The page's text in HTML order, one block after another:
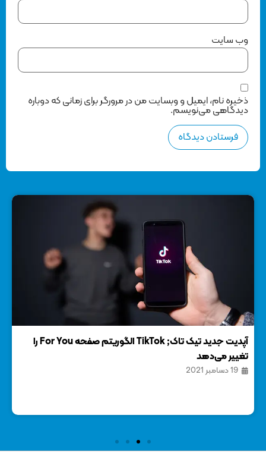
وب‌ سایت
ذخیره نام، ایمیل و وبسایت من در مرورگر برای زمانی که دوباره
دیدگاهی می‌نویسم.
آپدیت جدید تیک تاک; TikTok الگوریتم صفحه For You را
تغییر می‌دهد